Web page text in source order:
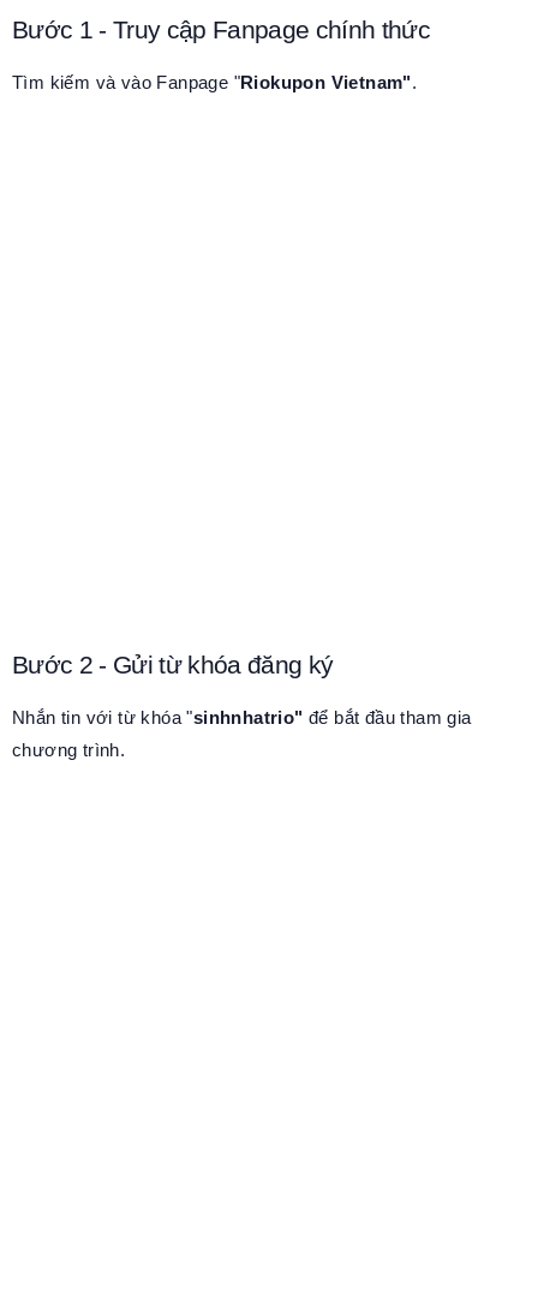
Bước 1 - Truy cập Fanpage chính thức
Tìm kiếm và vào Fanpage "Riokupon Vietnam".
Bước 2 - Gửi từ khóa đăng ký
Nhắn tin với từ khóa "sinhnhatrio" để bắt đầu tham gia
chương trình.